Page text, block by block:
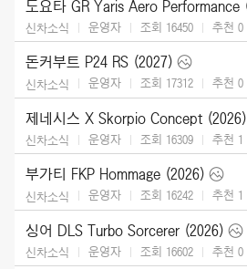
신차소식 운영자 조회 16450 추천 0
돈커부트 P24 RS (2027)
신차소식 운영자 조회 17312 추천 0
제네시스 X Skorpio Concept (2026)
신차소식 운영자 조회 16309 추천 1
부가티 FKP Hommage (2026)
신차소식 운영자 조회 16242 추천 1
싱어 DLS Turbo Sorcerer (2026)
신차소식 운영자 조회 16602 추천 0